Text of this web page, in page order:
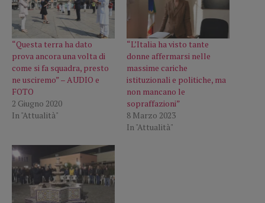
“Questa terra ha dato
prova ancora una volta di
come si fa squadra, presto
ne usciremo” – AUDIO e
FOTO
2 Giugno 2020
In "Attualità"
“L’Italia ha visto tante
donne affermarsi nelle
massime cariche
istituzionali e politiche, ma
non mancano le
sopraffazioni”
8 Marzo 2023
In "Attualità"